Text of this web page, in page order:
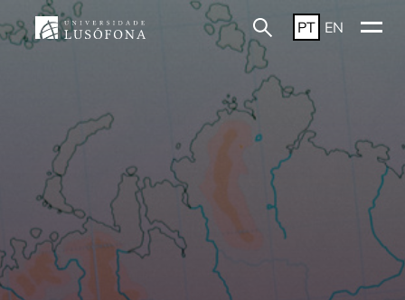
PT EN